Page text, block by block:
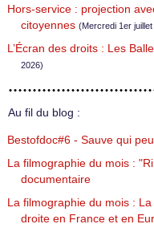
Hors-service : projection
citoyennes (Mercredi 1er juillet
L’Écran des droits : Les
2026)
Au fil du blog :
Bestofdoc#6 - Sauve qui
La filmographie du mois :
documentaire
La filmographie du mois :
droite en France et en